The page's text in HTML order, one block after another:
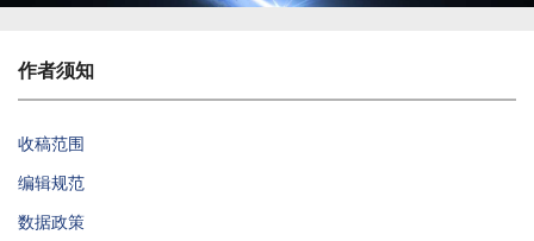
作者须知
收稿范围
编辑规范
数据政策